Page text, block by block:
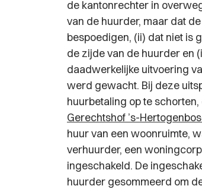
de kantonrechter in
van de huurder, maar dat
bespoedigen, (ii) dat niet is
de zijde van de huurder en
daadwerkelijke uitvoering
werd gewacht. Bij deze
huurbetaling op te
Gerechtshof ’s-
huur van een woonruimte,
verhuurder, een
ingeschakeld. De
huurder gesommeerd om